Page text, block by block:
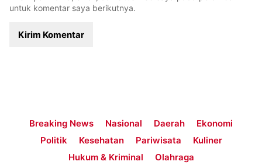
untuk komentar saya berikutnya.
Breaking News Nasional Daerah
Ekonomi
Politik
Kesehatan Pariwisata
Kuliner
Hukum & Kriminal
Olahraga